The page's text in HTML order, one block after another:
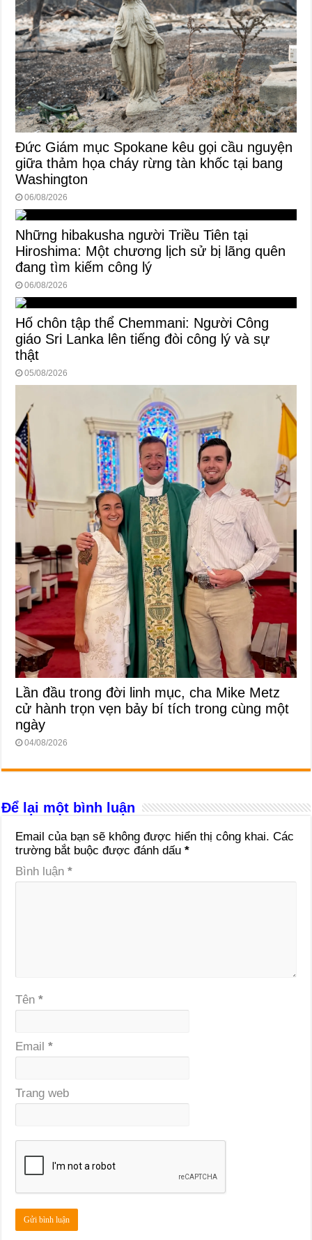
Đức Giám mục Spokane kêu gọi cầu nguyện
giữa thảm họa cháy rừng tàn khốc tại bang
Washington
06/08/2026
Những hibakusha người Triều Tiên tại
Hiroshima: Một chương lịch sử bị lãng quên
đang tìm kiếm công lý
06/08/2026
Hố chôn tập thể Chemmani: Người Công
giáo Sri Lanka lên tiếng đòi công lý và sự
thật
05/08/2026
Lần đầu trong đời linh mục, cha Mike Metz
cử hành trọn vẹn bảy bí tích trong cùng một
ngày
04/08/2026
Để lại một bình luận
Email của bạn sẽ không được hiển thị công khai. Các
trường bắt buộc được đánh dấu*
Bình luận*
Tên*
Email*
Trang web